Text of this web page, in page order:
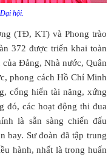
hội.
(TĐ, KT) và Phong trào
372 được triển khai toàn
Đảng, Nhà nước, Quân
phong cách Hồ Chí Minh
cống hiến tài năng, xứng
đó, các hoạt động thi đua
là sẵn sàng chiến đấu
bay. Sư đoàn đã tập trung
hành, nhất là trong huấn